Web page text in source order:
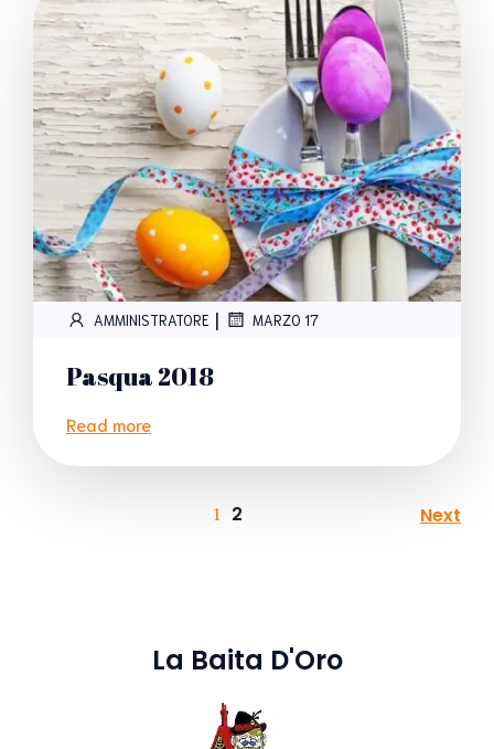
AMMINISTRATORE | MARZO 17
Pasqua 2018
Read more
1 2 Next
La Baita D'Oro